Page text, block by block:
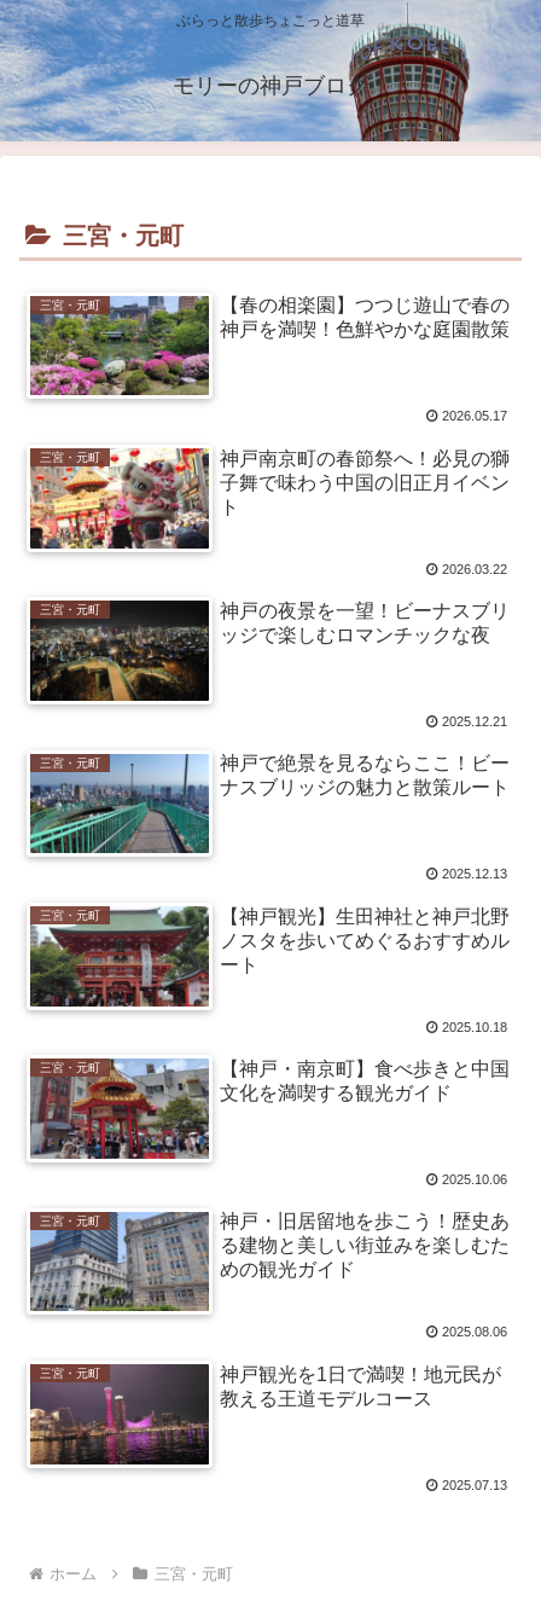
ぶらっと散歩ちょこっと道草
モリーの神戸ブログ
三宮・元町
三宮・元町
【春の相楽園】つつじ遊山で春の
神戸を満喫！色鮮やかな庭園散策
2026.05.17
三宮・元町
神戸南京町の春節祭へ！必見の獅
子舞で味わう中国の旧正月イベン
ト
2026.03.22
三宮・元町
神戸の夜景を一望！ビーナスブリ
ッジで楽しむロマンチックな夜
2025.12.21
三宮・元町
神戸で絶景を見るならここ！ビー
ナスブリッジの魅力と散策ルート
2025.12.13
三宮・元町
【神戸観光】生田神社と神戸北野
ノスタを歩いてめぐるおすすめル
ート
2025.10.18
三宮・元町
【神戸・南京町】食べ歩きと中国
文化を満喫する観光ガイド
2025.10.06
三宮・元町
神戸・旧居留地を歩こう！歴史あ
る建物と美しい街並みを楽しむた
めの観光ガイド
2025.08.06
三宮・元町
神戸観光を1日で満喫！地元民が
教える王道モデルコース
2025.07.13
ホーム 三宮・元町